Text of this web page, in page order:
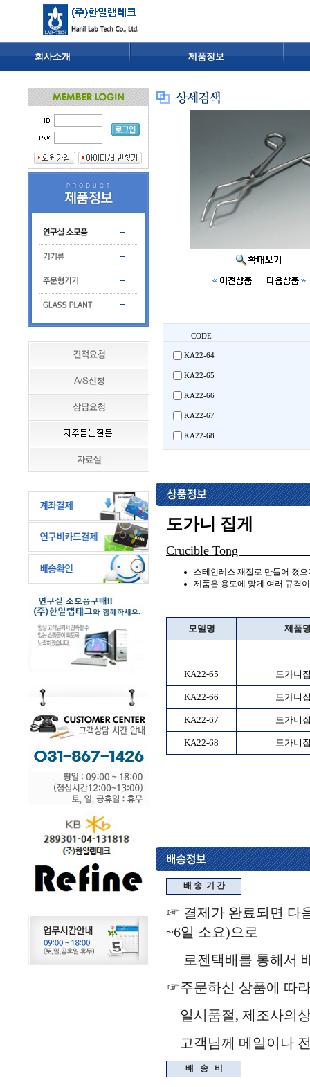
회사소개 제품정보
CODE
KA22-64
KA22-65
KA22-66
KA22-67
KA22-68
도가니 집게
스테인레스 재질로 만들어 졌
제품은 용도에 맞게 여러 규격
모델명 제품
KA22-65 도가니
KA22-66 도가니
KA22-67 도가니
KA22-68 도가니
배 송 기 간
☞ 결제가 완료되면 다
~6일 소요)으로
로젠택배를 통해서
☞주문하신 상품에 따
일시품절, 제조사의
고객님께 메일이나
배 송 비